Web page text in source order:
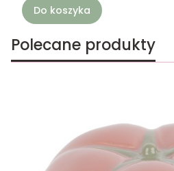
Do koszyka
Polecane produkty